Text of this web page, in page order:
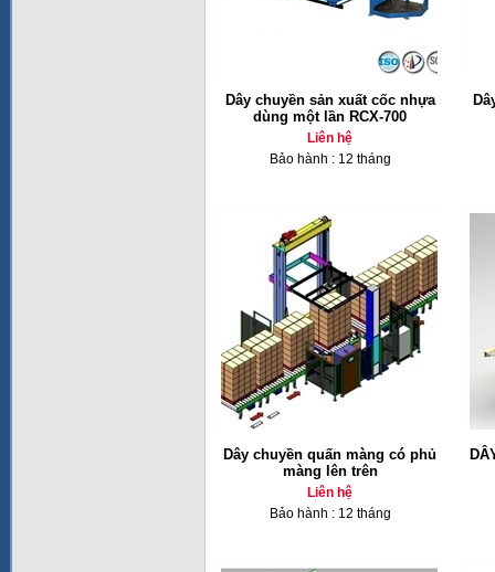
Dây chuyền sản xuất cốc nhựa
dùng một lần RCX-700
Liên hệ
Bảo hành : 12 tháng
Dây chuyền quấn màng có phủ
màng lên trên
Liên hệ
Bảo hành : 12 tháng